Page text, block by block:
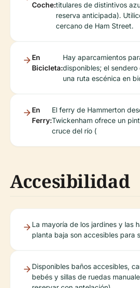
Coche:titulares de distintivos
reserva anticipada).
cercano de Ham Street.
En
Bicicleta:
Hay aparcamientos
disponibles; el
una ruta escénica en
En
Ferry:
El ferry de Hammerton
Twickenham ofrece un
cruce del río (
Accesibilidad
La mayoría de los jardines y las
planta baja son accesibles para
Disponibles baños accesibles,
bebés y sillas de ruedas